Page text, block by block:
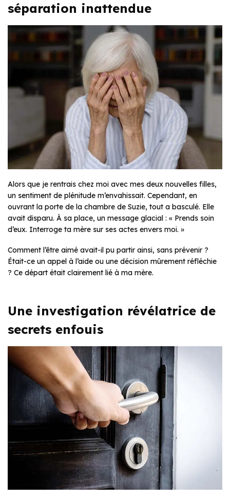
séparation inattendue
Alors que je rentrais chez moi avec mes deux nouvelles filles,
un sentiment de plénitude m’envahissait. Cependant, en
ouvrant la porte de la chambre de Suzie, tout a basculé. Elle
avait disparu. À sa place, un message glacial : « Prends soin
d’eux. Interroge ta mère sur ses actes envers moi. »
Comment l’être aimé avait-il pu partir ainsi, sans prévenir ?
Était-ce un appel à l’aide ou une décision mûrement réfléchie
? Ce départ était clairement lié à ma mère.
Une investigation révélatrice de
secrets enfouis